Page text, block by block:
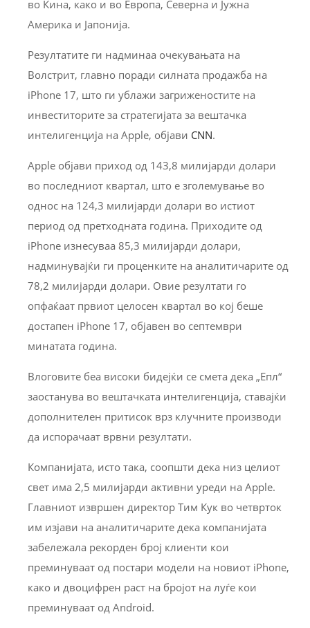
во Кина, како и во Европа, Северна и Јужна
Америка и Јапонија.
Резултатите ги надминаа очекувањата на
Волстрит, главно поради силната продажба на
iPhone 17, што ги ублажи загриженостите на
инвеститорите за стратегијата за вештачка
интелигенција на Apple, објави CNN.
Apple објави приход од 143,8 милијарди долари
во последниот квартал, што е зголемување во
однос на 124,3 милијарди долари во истиот
период од претходната година. Приходите од
iPhone изнесуваа 85,3 милијарди долари,
надминувајќи ги проценките на аналитичарите од
78,2 милијарди долари. Овие резултати го
опфаќаат првиот целосен квартал во кој беше
достапен iPhone 17, објавен во септември
минатата година.
Влоговите беа високи бидејќи се смета дека „Епл“
заостанува во вештачката интелигенција, ставајќи
дополнителен притисок врз клучните производи
да испорачаат врвни резултати.
Компанијата, исто така, соопшти дека низ целиот
свет има 2,5 милијарди активни уреди на Apple.
Главниот извршен директор Тим Кук во четврток
им изјави на аналитичарите дека компанијата
забележала рекорден број клиенти кои
преминуваат од постари модели на новиот iPhone,
како и двоцифрен раст на бројот на луѓе кои
преминуваат од Android.